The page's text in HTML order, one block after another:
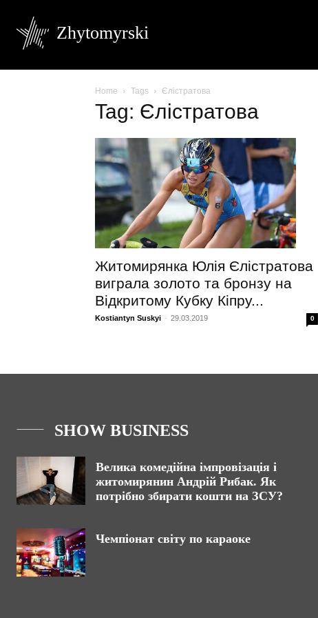
Zhytomyrski
Home Tags Єлістратова
Tag: Єлістратова
Житомирянка Юлія Єлістратова
виграла золото та бронзу на
Відкритому Кубку Кіпру...
Kostiantyn Suskyi - 29.03.2019 0
SHOW BUSINESS
Велика комедійна імпровізація і
житомирянин Андрій Рибак. Як
потрібно збирати кошти на ЗСУ?
Чемпіонат світу по караоке